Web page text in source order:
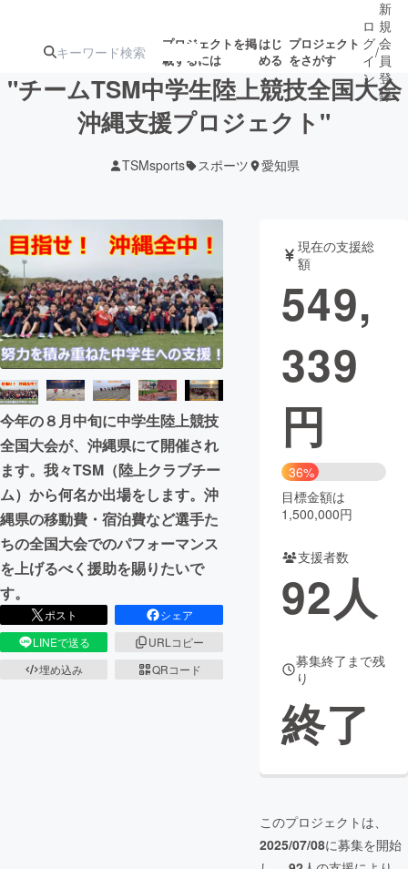
プロジェクトを掲
載するには
はじ
める
プロジェクト
をさがす
ターン
ジェクト
募集終了が近いプ
ロジェクト
アート・写真 音楽
テクノロジー・ガジェット ゲーム・サ
映像・映画
ビジネス・起業
まちづくり・地域活性化
CAMPFIRE for Social Good
CAMPFIRE Creation
CAMPFIREふるさと納税machi-ya コミュニティ
ロ
グ
イ
ン
/
新
規
会
員
登
録
"チームTSM中学生陸上競技全国大会
沖縄支援プロジェクト"
TSMsports スポーツ 愛知県
今年の８月中旬に中学生陸上競技
全国大会が、沖縄県にて開催され
ます。我々TSM（陸上クラブチー
ム）から何名か出場をします。沖
縄県の移動費・宿泊費など選手た
ちの全国大会でのパフォーマンス
を上げるべく援助を賜りたいで
す。
ポスト
シェア
LINEで送る
URLコピー
埋め込み
QRコード
現在の支援総
額
549,
339
円
36%
目標金額は
1,500,000円
支援者数
92人
募集終了まで残
り
終了
このプロジェクトは、
2025/07/08に募集を開始